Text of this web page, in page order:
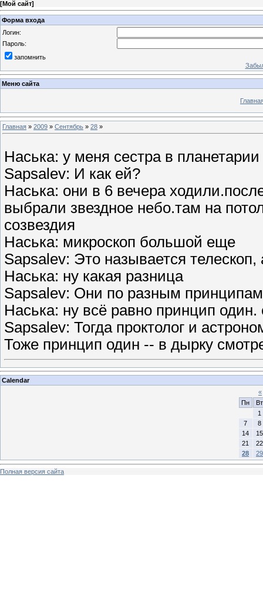
[Мой сайт]
Форма входа
Логин:
Пароль:
запомнить
Меню сайта
Главная » 2009 » Сентябрь » 28 »
Наська: у меня сестра в
Sapsalev: И как ей?
Наська: они в 6 вечера
выбрали звездное небо.там на
созвездия
Наська: микроскоп большой еще
Sapsalev: Это называется телескоп,
Наська: ну какая разница
Sapsalev: Они по разным
Наська: ну всё равно принцип один.
Sapsalev: Тогда проктолог и
Тоже принцип один -- в дырку
Calendar
«
Пн
Вт
1
7
8
14
15
21
22
28
29
Полная версия сайта